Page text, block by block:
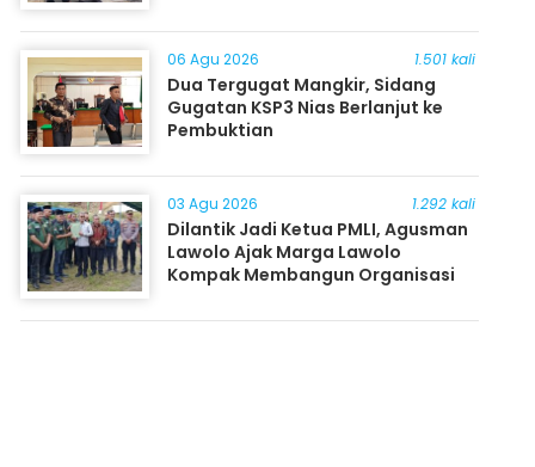
06 Agu 2026 1.501 kali
Dua Tergugat Mangkir, Sidang
Gugatan KSP3 Nias Berlanjut ke
Pembuktian
03 Agu 2026 1.292 kali
Dilantik Jadi Ketua PMLI, Agusman
Lawolo Ajak Marga Lawolo
Kompak Membangun Organisasi